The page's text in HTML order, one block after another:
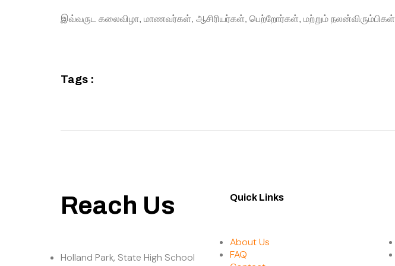
இவ்வருட கலைவிழா, மாணவர்கள், ஆசிரியர்கள், பெற்றோர்கள், மற்றும் நலன்விரும்பிகள்
Tags :
Reach Us
Holland Park, State High School
Quick Links
About Us
FAQ